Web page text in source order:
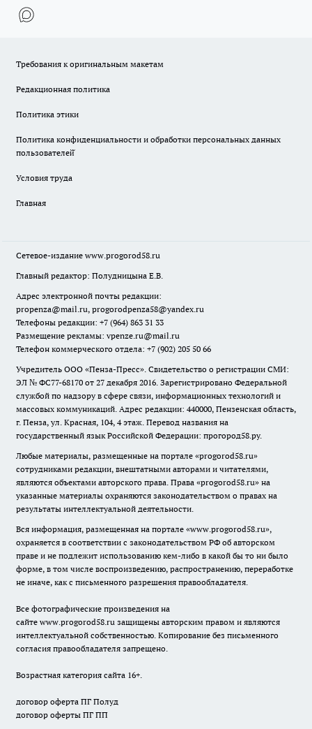
Требования к оригинальным макетам
Редакционная политика
Политика этики
Политика конфиденциальности и обработки персональных данных
пользователей̆
Условия труда
Главная
Сетевое-издание www.progorod58.ru
Главный редактор: Полудницына Е.В.
Адрес электронной почты редакции:
propenza@mail.ru, progorodpenza58@yandex.ru
Телефоны редакции: +7 (964) 863 31 33
Размещение рекламы: vpenze.ru@mail.ru
Телефон коммерческого отдела: +7 (902) 205 50 66
Учредитель ООО «Пенза-Пресс». Свидетельство о регистрации СМИ:
ЭЛ № ФС77-68170 от 27 декабря 2016. Зарегистрировано Федеральной
службой по надзору в сфере связи, информационных технологий и
массовых коммуникаций. Адрес редакции: 440000, Пензенская область,
г. Пенза, ул. Красная, 104, 4 этаж. Перевод названия на
государственный язык Российской Федерации: прогород58.ру.
Любые материалы, размещенные на портале «progorod58.ru»
сотрудниками редакции, внештатными авторами и читателями,
являются объектами авторского права. Права «progorod58.ru» на
указанные материалы охраняются законодательством о правах на
результаты интеллектуальной деятельности.
Вся информация, размещенная на портале «www.progorod58.ru»,
охраняется в соответствии с законодательством РФ об авторском
праве и не подлежит использованию кем-либо в какой бы то ни было
форме, в том числе воспроизведению, распространению, переработке
не иначе, как с письменного разрешения правообладателя.
Все фотографические произведения на
сайте www.progorod58.ru защищены авторским правом и являются
интеллектуальной собственностью. Копирование без письменного
согласия правообладателя запрещено.
Возрастная категория сайта 16+.
договор оферта ПГ Полуд
договор оферты ПГ ПП